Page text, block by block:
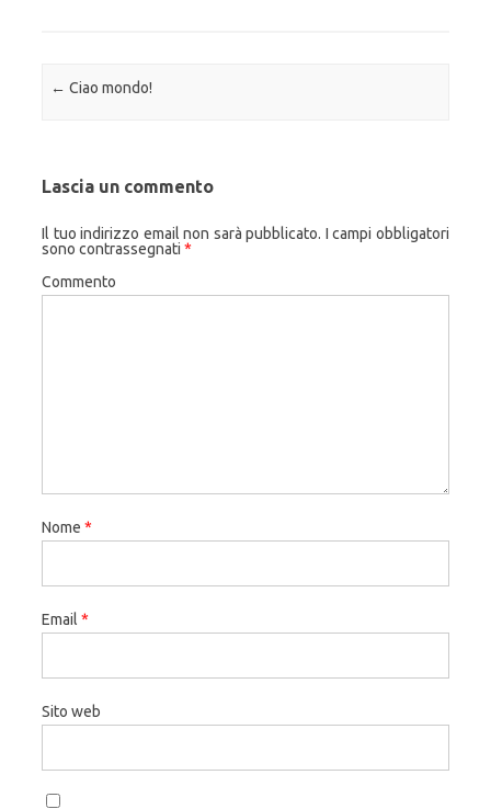
Navigazione articolo
← Ciao mondo!
Lascia un commento
Il tuo indirizzo email non sarà pubblicato. I campi obbligatori
sono contrassegnati *
Commento
Nome *
Email *
Sito web